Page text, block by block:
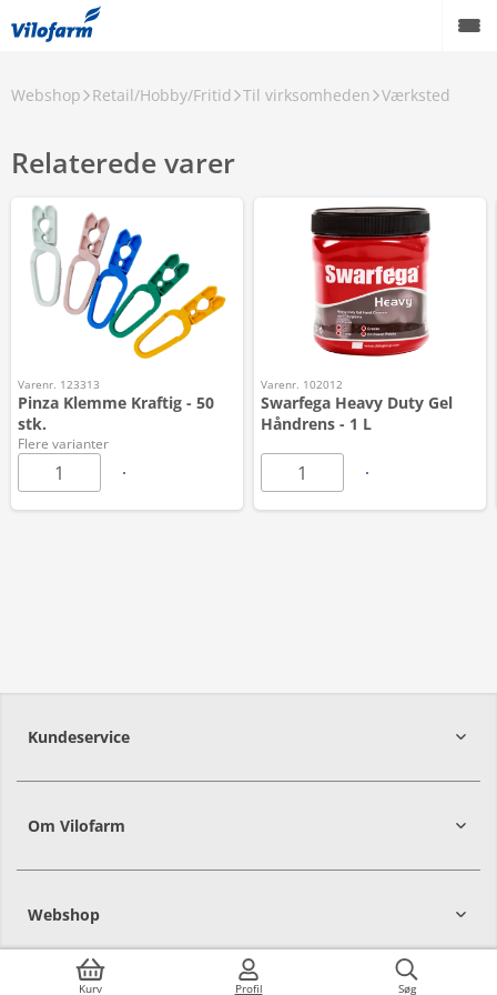
Kurv Profil Søg
Webshop Retail/Hobby/Fritid Til virksomheden Værksted
Relaterede varer
Varenr. 123313
Pinza Klemme Kraftig - 50
stk.
Flere varianter
Varenr. 102012
Swarfega Heavy Duty Gel
Håndrens - 1 L
Kundeservice
Om Vilofarm
Webshop